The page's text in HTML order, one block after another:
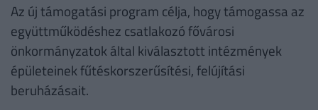
Az új támogatási program célja, hogy támogassa az
együttműködéshez csatlakozó fővárosi
önkormányzatok által kiválasztott intézmények
épületeinek fűtéskorszerűsítési, felújítási
beruházásait.